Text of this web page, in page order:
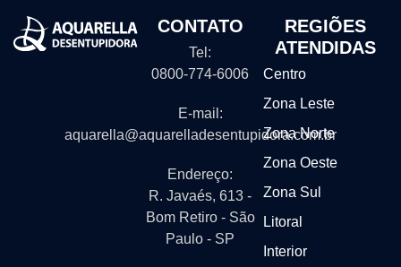
CONTATO
Tel:
0800-774-6006
E-mail:
aquarella@aquarelladesentupidora.com.br
Endereço:
R. Javaés, 613 -
Bom Retiro - São
Paulo - SP
REGIÕES
ATENDIDAS
Centro
Zona Leste
Zona Norte
Zona Oeste
Zona Sul
Litoral
Interior